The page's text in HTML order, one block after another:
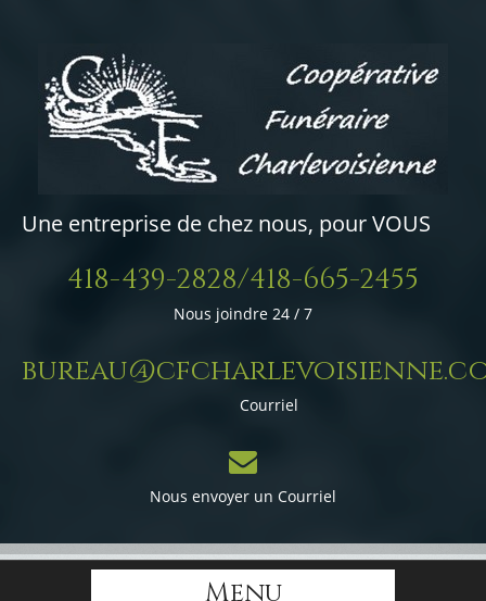
Une entreprise de chez nous, pour VOUS
418-439-2828/418-665-2455
Nous joindre 24 / 7
Courriel
Nous envoyer un Courriel
Menu